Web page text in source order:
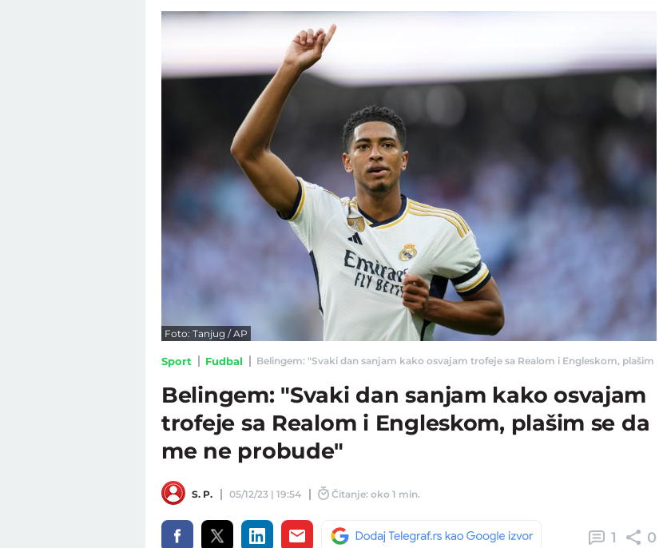
"Situacija sa..."
formalnost
Foto: Tanjug / AP
Sport Fudbal Belingem: "Svaki dan sanjam kako osvajam trofeje sa Realom i Engleskom, plašim
Belingem: "Svaki dan sanjam kako osvajam
trofeje sa Realom i Engleskom, plašim se da
me ne probude"
S. P. 05/12/23 | 19:54 Čitanje: oko 1 min.
1 0